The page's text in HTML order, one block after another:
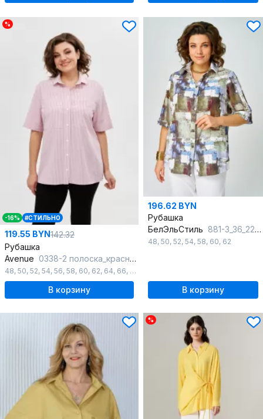
%
-16% #СТИЛЬНО
119.55 BYN142.32
Рубашка
Avenue 0338-2 полоска_красный+молочный
48, 50, 52, 54, 56, 58, 60, 62, 64, 66, 68
В корзину
196.62 BYN
Рубашка
БелЭльСтиль 881-3_36_22 голубой
48, 50, 52, 54, 58, 60, 62
В корзину
%